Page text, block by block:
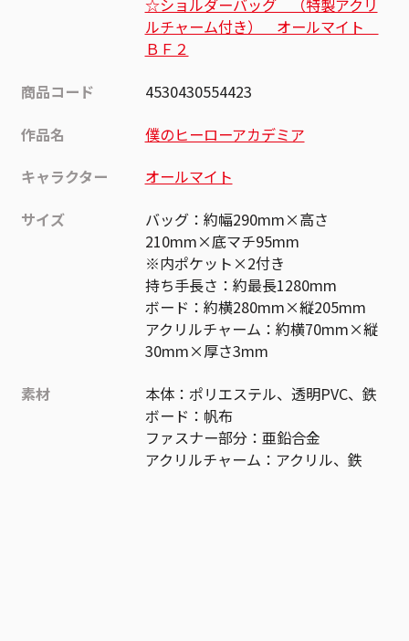
ルチャーム付き） オールマイト
ＢＦ２
商品コード
4530430554423
作品名
僕のヒーローアカデミア
キャラクター
オールマイト
サイズ
バッグ：約幅290mm×高さ
210mm×底マチ95mm
※内ポケット×2付き
持ち手長さ：約最長1280mm
ボード：約横280mm×縦205mm
アクリルチャーム：約横70mm×縦
30mm×厚さ3mm
素材
本体：ポリエステル、透明PVC、鉄
ボード：帆布
ファスナー部分：亜鉛合金
アクリルチャーム：アクリル、鉄